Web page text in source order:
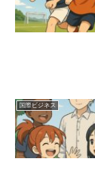
国際ビジネス